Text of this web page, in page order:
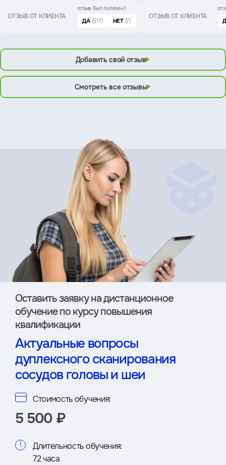
ОТЗЫВ ОТ КЛИЕНТА
отзыв был полезен?
ДА (517) НЕТ (7)
ОТЗЫВ ОТ КЛИЕНТА
Добавить свой отзыв
Смотреть все отзывы
Оставить заявку на дистан­ционное
обучение по курсу повышения
квалификации
Актуальные вопросы
дуплексного сканирования
сосудов головы и шеи
Стоимость обучения:
5 500 ₽
Длительность обучения:
72 часа